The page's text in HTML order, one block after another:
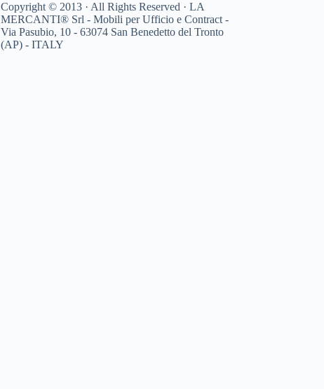
Copyright © 2013 · All Rights Reserved · LA
MERCANTI® Srl - Mobili per Ufficio e Contract -
Via Pasubio, 10 - 63074 San Benedetto del Tronto
(AP) - ITALY